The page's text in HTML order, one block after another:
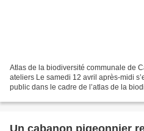
Atlas de la biodiversité communale de
ateliers Le samedi 12 avril après-midi
public dans le cadre de l’atlas de la
Un cabanon pigeonnier